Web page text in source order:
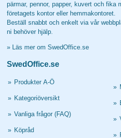
pärmar, pennor, papper, kuvert och fika
företagets kontor eller hemmakontoret.
Beställ snabbt och enkelt via vår
ni behöver hjälp.
» Läs mer om SwedOffice.se
SwedOffice.se
» Produkter A-Ö
» Kategoriöversikt
» Vanliga frågor (FAQ)
» Köpråd
»
»
»
»